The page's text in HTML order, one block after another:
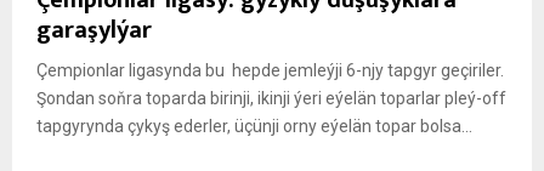
garaşylýar
Çempionlar ligasynda bu hepde jemleýji 6-njy tapgyr geçiriler.
Şondan soňra toparda birinji, ikinji ýeri eýelän toparlar pleý-off
tapgyrynda çykyş ederler, üçünji orny eýelän topar bolsa...